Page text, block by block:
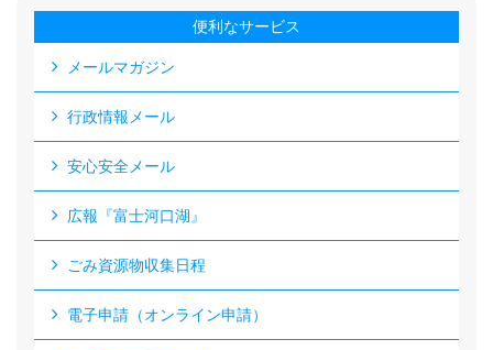
便利なサービス
メールマガジン
行政情報メール
安心安全メール
広報『富士河口湖』
ごみ資源物収集日程
電子申請（オンライン申請）